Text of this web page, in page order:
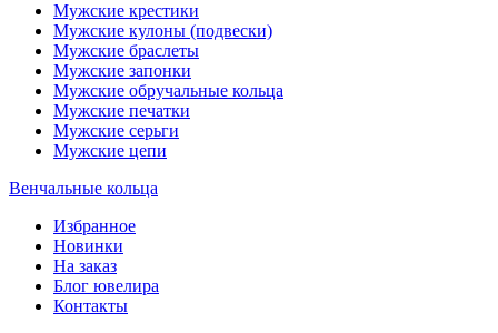
Мужские крестики
Мужские кулоны (подвески)
Мужские браслеты
Мужские запонки
Мужские обручальные кольца
Мужские печатки
Мужские серьги
Мужские цепи
Венчальные кольца
Избранное
Новинки
На заказ
Блог ювелира
Контакты